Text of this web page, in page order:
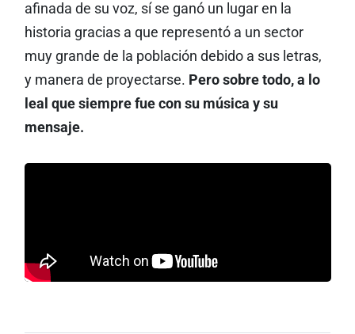
afinada de su voz, sí se ganó un lugar en la
historia gracias a que representó a un sector
muy grande de la población debido a sus letras,
y manera de proyectarse. Pero sobre todo, a lo
leal que siempre fue con su música y su
mensaje.